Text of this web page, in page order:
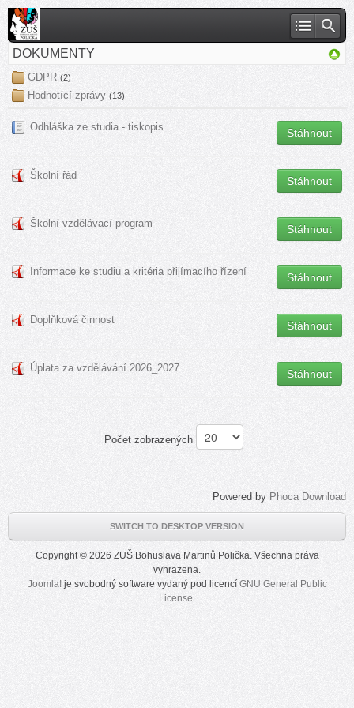
DOKUMENTY
GDPR (2)
Hodnotící zprávy (13)
Odhláška ze studia - tiskopis Stáhnout
Školní řád Stáhnout
Školní vzdělávací program Stáhnout
Informace ke studiu a kritéria přijímacího řízení Stáhnout
Doplňková činnost Stáhnout
Úplata za vzdělávání 2026_2027 Stáhnout
Počet zobrazených
Powered by Phoca Download
SWITCH TO DESKTOP VERSION
Copyright © 2026 ZUŠ Bohuslava Martinů Polička. Všechna práva
vyhrazena.
Joomla! je svobodný software vydaný pod licencí GNU General Public
License.